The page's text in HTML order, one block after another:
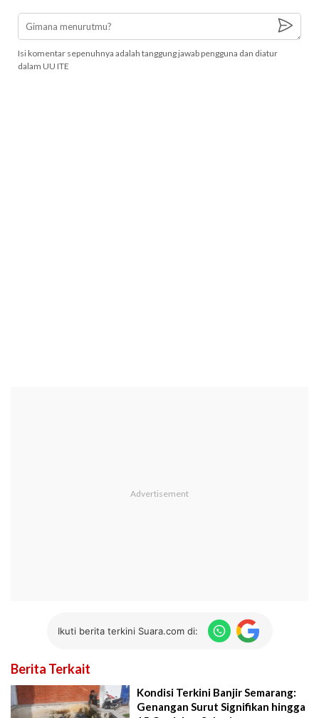
Isi komentar sepenuhnya adalah tanggung jawab pengguna dan diatur
dalam UU ITE
Ikuti berita terkini Suara.com di:
Berita Terkait
Kondisi Terkini Banjir Semarang:
Genangan Surut Signifikan hingga